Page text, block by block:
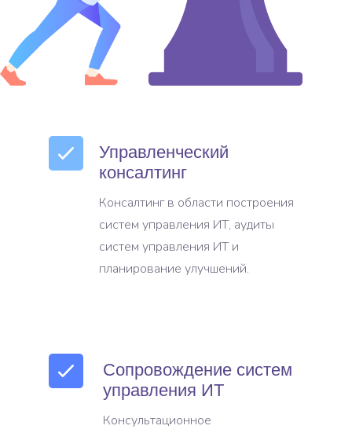
Управленческий
консалтинг
Консалтинг в области построения
систем управления ИТ, аудиты
систем управления ИТ и
планирование улучшений.
Сопровождение систем
управления ИТ
Консультационное